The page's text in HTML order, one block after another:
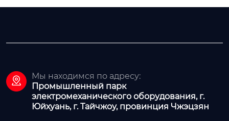

Мы находимся по адресу:
Промышленный парк
электромеханического оборудования, г.
Юйхуань, г. Тайчжоу, провинция Чжэцзян